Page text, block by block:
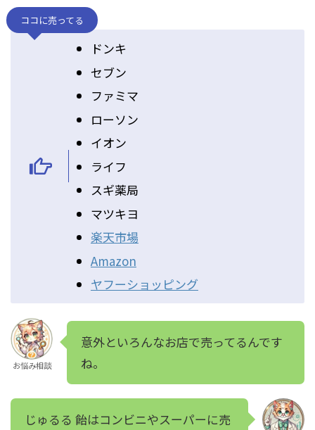
ココに売ってる
ドンキ
セブン
ファミマ
ローソン
イオン
ライフ
スギ薬局
マツキヨ
楽天市場
Amazon
ヤフーショッピング
お悩み相談
意外といろんなお店で売ってるんです
ね。
じゅるる 飴はコンビニやスーパーに売